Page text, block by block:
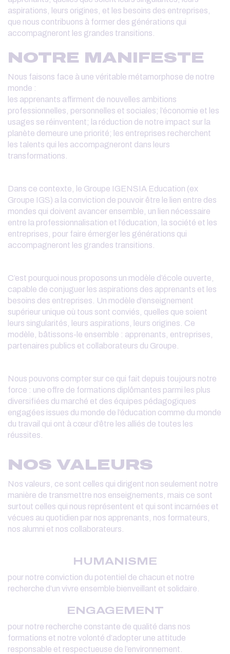
aspirations, leurs origines, et les besoins des entreprises,
que nous contribuons à former des générations qui
accompagneront les grandes transitions.
NOTRE MANIFESTE
Nous faisons face à une véritable métamorphose de notre
monde :
les apprenants affirment de nouvelles ambitions
professionnelles, personnelles et sociales; l’économie et les
usages se réinventent; la réduction de notre impact sur la
planète demeure une priorité; les entreprises recherchent
les talents qui les accompagneront dans leurs
transformations.
Dans ce contexte, le Groupe IGENSIA Education (ex
Groupe IGS) a la conviction de pouvoir être le lien entre des
mondes qui doivent avancer ensemble, un lien nécessaire
entre la professionnalisation et l’éducation, la société et les
entreprises, pour faire émerger les générations qui
accompagneront les grandes transitions.
C’est pourquoi nous proposons un modèle d’école ouverte,
capable de conjuguer les aspirations des apprenants et les
besoins des entreprises. Un modèle d’enseignement
supérieur unique où tous sont conviés, quelles que soient
leurs singularités, leurs aspirations, leurs origines. Ce
modèle, bâtissons-le ensemble : apprenants, entreprises,
partenaires publics et collaborateurs du Groupe.
Nous pouvons compter sur ce qui fait depuis toujours notre
force : une offre de formations diplômantes parmi les plus
diversifiées du marché et des équipes pédagogiques
engagées issues du monde de l’éducation comme du monde
du travail qui ont à cœur d’être les alliés de toutes les
réussites.
NOS VALEURS
Nos valeurs, ce sont celles qui dirigent non seulement notre
manière de transmettre nos enseignements, mais ce sont
surtout celles qui nous représentent et qui sont incarnées et
vécues au quotidien par nos apprenants, nos formateurs,
nos alumni et nos collaborateurs.
HUMANISME
pour notre conviction du potentiel de chacun et notre
recherche d’un vivre ensemble bienveillant et solidaire.
ENGAGEMENT
pour notre recherche constante de qualité dans nos
formations et notre volonté d’adopter une attitude
responsable et respectueuse de l’environnement.